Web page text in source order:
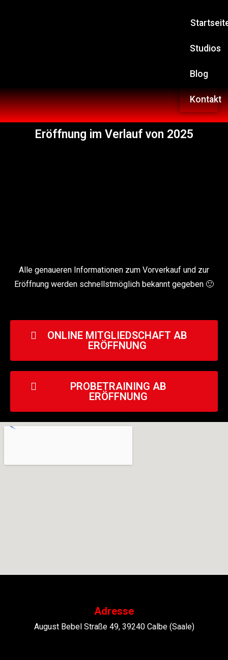
Studios
Blog
Kontakt
Eröffnung im Verlauf von 2025
Alle genaueren Informationen zum Vorverkauf und zur
Eröffnung werden schnellstmöglich bekannt gegeben 🙂
ONLINE MITGLIEDSCHAFT AB
ERÖFFNUNG
PROBETRAINING AB
ERÖFFNUNG
Adresse
August Bebel Straße 49, 39240 Calbe (Saale)